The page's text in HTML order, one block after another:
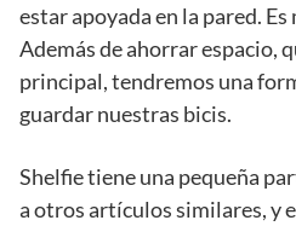
estar apoyada en la pared.
Además de ahorrar espacio,
principal, tendremos una
guardar nuestras bicis.
Shelfie tiene una pequeña
a otros artículos similares, y